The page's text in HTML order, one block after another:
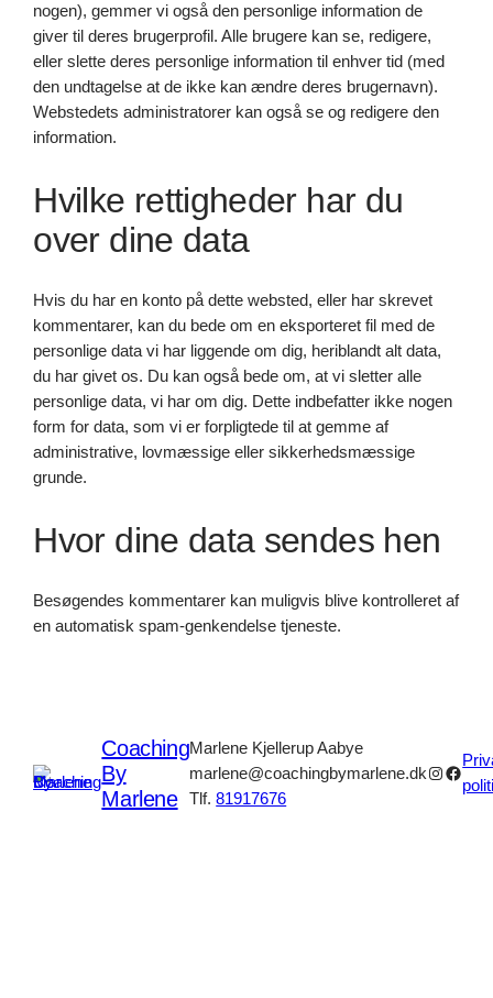
nogen), gemmer vi også den personlige information de
giver til deres brugerprofil. Alle brugere kan se, redigere,
eller slette deres personlige information til enhver tid (med
den undtagelse at de ikke kan ændre deres brugernavn).
Webstedets administratorer kan også se og redigere den
information.
Hvilke rettigheder har du
over dine data
Hvis du har en konto på dette websted, eller har skrevet
kommentarer, kan du bede om en eksporteret fil med de
personlige data vi har liggende om dig, heriblandt alt data,
du har givet os. Du kan også bede om, at vi sletter alle
personlige data, vi har om dig. Dette indbefatter ikke nogen
form for data, som vi er forpligtede til at gemme af
administrative, lovmæssige eller sikkerhedsmæssige
grunde.
Hvor dine data sendes hen
Besøgendes kommentarer kan muligvis blive kontrolleret af
en automatisk spam-genkendelse tjeneste.
Coaching
By
Marlene
Marlene Kjellerup Aabye
marlene@coachingbymarlene.dk
Tlf.81917676